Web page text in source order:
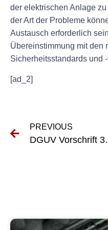
der elektrischen Anlage
der Art der Probleme
Austausch erforderlich
Übereinstimmung mit den
Sicherheitsstandards und
[ad_2]
PREVIOUS
DGUV